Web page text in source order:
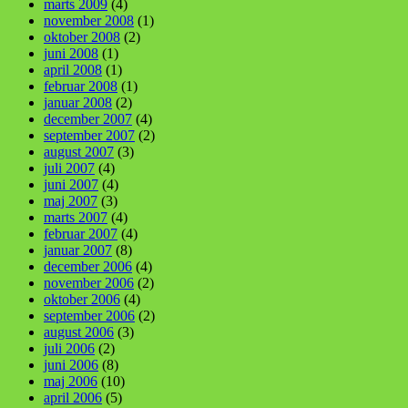
marts 2009 (4)
november 2008 (1)
oktober 2008 (2)
juni 2008 (1)
april 2008 (1)
februar 2008 (1)
januar 2008 (2)
december 2007 (4)
september 2007 (2)
august 2007 (3)
juli 2007 (4)
juni 2007 (4)
maj 2007 (3)
marts 2007 (4)
februar 2007 (4)
januar 2007 (8)
december 2006 (4)
november 2006 (2)
oktober 2006 (4)
september 2006 (2)
august 2006 (3)
juli 2006 (2)
juni 2006 (8)
maj 2006 (10)
april 2006 (5)